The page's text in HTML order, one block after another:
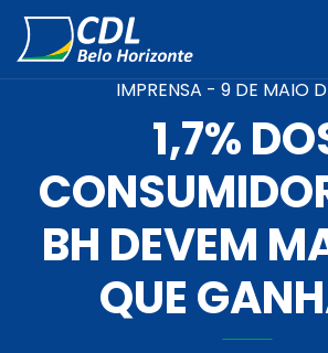
IMPRENSA - 9 DE MAIO
1,7%
BH DEVEM
QUE